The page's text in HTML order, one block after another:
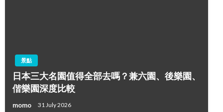
景點
日本三大名園值得全部去嗎？兼六園、後樂園、
偕樂園深度比較
momo 31 July 2026